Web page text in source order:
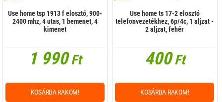
Use home tsp 1913 f elosztó, 900-
2400 mhz, 4 utas, 1 bemenet, 4
kimenet
1 990Ft
KOSÁRBA RAKOM!
Use home ts 17-2 elosztó
telefonvezetékhez, 6p/4c, 1 aljzat -
2 aljzat, fehér
400Ft
KOSÁRBA RAKOM!